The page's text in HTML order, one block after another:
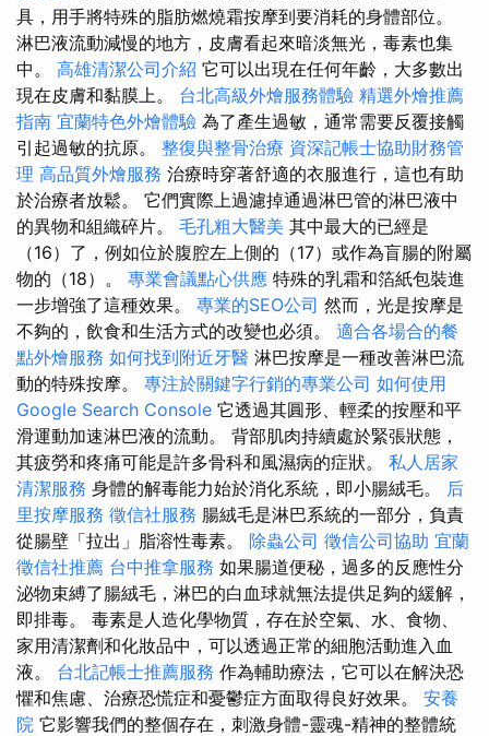
具，用手將特殊的脂肪燃燒霜按摩到要消耗的身體部位。
淋巴液流動減慢的地方，皮膚看起來暗淡無光，毒素也集
中。 高雄清潔公司介紹 它可以出現在任何年齡，大多數出
現在皮膚和黏膜上。 台北高級外燴服務體驗 精選外燴推薦
指南 宜蘭特色外燴體驗 為了產生過敏，通常需要反覆接觸
引起過敏的抗原。 整復與整骨治療 資深記帳士協助財務管
理 高品質外燴服務 治療時穿著舒適的衣服進行，這也有助
於治療者放鬆。 它們實際上過濾掉通過淋巴管的淋巴液中
的異物和組織碎片。 毛孔粗大醫美 其中最大的已經是
（16）了，例如位於腹腔左上側的（17）或作為盲腸的附屬
物的（18）。 專業會議點心供應 特殊的乳霜和箔紙包裝進
一步增強了這種效果。 專業的SEO公司 然而，光是按摩是
不夠的，飲食和生活方式的改變也必須。 適合各場合的餐
點外燴服務 如何找到附近牙醫 淋巴按摩是一種改善淋巴流
動的特殊按摩。 專注於關鍵字行銷的專業公司 如何使用
Google Search Console 它透過其圓形、輕柔的按壓和平
滑運動加速淋巴液的流動。 背部肌肉持續處於緊張狀態，
其疲勞和疼痛可能是許多骨科和風濕病的症狀。 私人居家
清潔服務 身體的解毒能力始於消化系統，即小腸絨毛。 后
里按摩服務 徵信社服務 腸絨毛是淋巴系統的一部分，負責
從腸壁「拉出」脂溶性毒素。 除蟲公司 徵信公司協助 宜蘭
徵信社推薦 台中推拿服務 如果腸道便秘，過多的反應性分
泌物束縛了腸絨毛，淋巴的白血球就無法提供足夠的緩解，
即排毒。 毒素是人造化學物質，存在於空氣、水、食物、
家用清潔劑和化妝品中，可以透過正常的細胞活動進入血
液。 台北記帳士推薦服務 作為輔助療法，它可以在解決恐
懼和焦慮、治療恐慌症和憂鬱症方面取得良好效果。 安養
院 它影響我們的整個存在，刺激身體-靈魂-精神的整體統